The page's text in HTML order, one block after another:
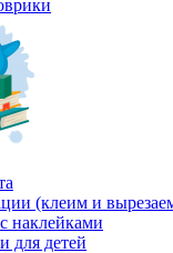
(клеим и
наклейками
для детей